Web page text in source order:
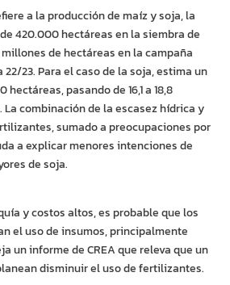
a la producción de maíz y soja, la
420.000 hectáreas en la siembra de
de hectáreas en la campaña
22/23. Para el caso de la soja, estima un
pasando de 16,1 a 18,8
combinación de la escasez hídrica y
sumado a preocupaciones por
a explicar menores intenciones de
de soja.
y costos altos, es probable que los
el uso de insumos, principalmente
un informe de CREA que releva que un
disminuir el uso de fertilizantes.